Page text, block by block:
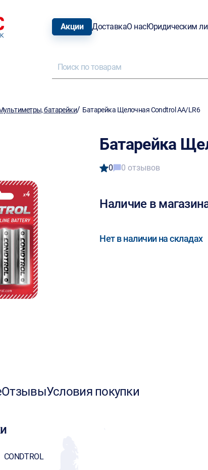
Акции ДоставкаО насЮридическим
батарейки/ Батарейка Щелочная Condtrol AA/LR6
Батарейка
0 0 отзывов
Наличие в
Нет в наличии на складах
ОтзывыУсловия покупки
CONDTROL